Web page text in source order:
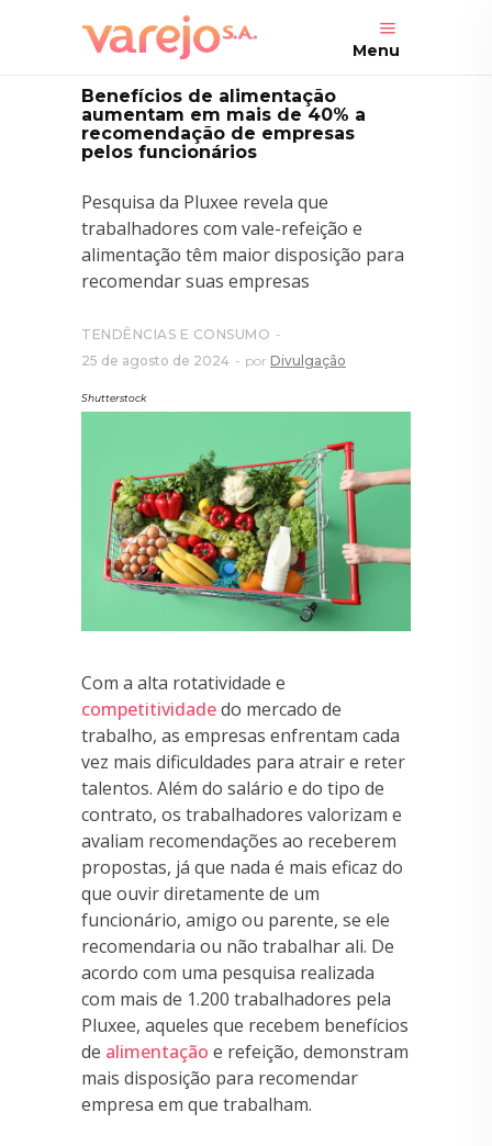
Menu
Benefícios de alimentação
aumentam em mais de 40% a
recomendação de empresas
pelos funcionários
Pesquisa da Pluxee revela que
trabalhadores com vale-refeição e
alimentação têm maior disposição para
recomendar suas empresas
TENDÊNCIAS E CONSUMO
25 de agosto de 2024
por Divulgação
Shutterstock
Com a alta rotatividade e
competitividadedo mercado de
trabalho, as empresas enfrentam cada
vez mais dificuldades para atrair e reter
talentos. Além do salário e do tipo de
contrato, os trabalhadores valorizam e
avaliam recomendações ao receberem
propostas, já que nada é mais eficaz do
que ouvir diretamente de um
funcionário, amigo ou parente, se ele
recomendaria ou não trabalhar ali. De
acordo com uma pesquisa realizada
com mais de 1.200 trabalhadores pela
Pluxee, aqueles que recebem benefícios
de alimentação e refeição, demonstram
mais disposição para recomendar
empresa em que trabalham.